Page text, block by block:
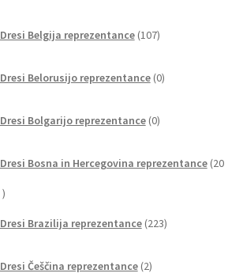
Dresi Belgija reprezentance 107izdelkov
Dresi Belorusijo reprezentance 0izdelkov
Dresi Bolgarijo reprezentance 0izdelkov
Dresi Bosna in Hercegovina reprezentance 20
20
Dresi Brazilija reprezentance 223izdelkov
Dresi Češčina reprezentance 2izdelka